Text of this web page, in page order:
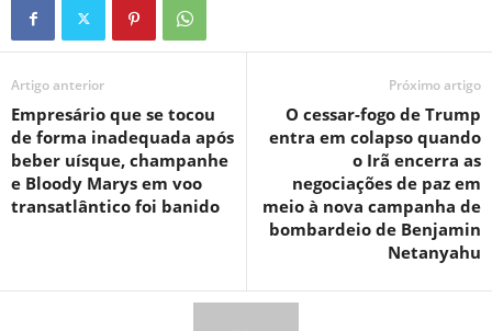
Artigo anterior
Empresário que se tocou
de forma inadequada após
beber uísque, champanhe
e Bloody Marys em voo
transatlântico foi banido
Próximo artigo
O cessar-fogo de Trump
entra em colapso quando
o Irã encerra as
negociações de paz em
meio à nova campanha de
bombardeio de Benjamin
Netanyahu